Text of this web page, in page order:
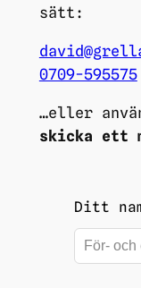
sätt:
0709-595575
…eller
skicka ett
Leave
this
field
Ditt